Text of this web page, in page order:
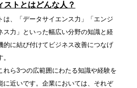
ストとはどんな人？
は、「データサイエンス力」「エンジ
ス力」といった幅広い分野の知識と経
的に結び付けてビジネス改善につなげ
れら3つの広範囲にわたる知識や経験を
に近いです。企業においては、それぞ